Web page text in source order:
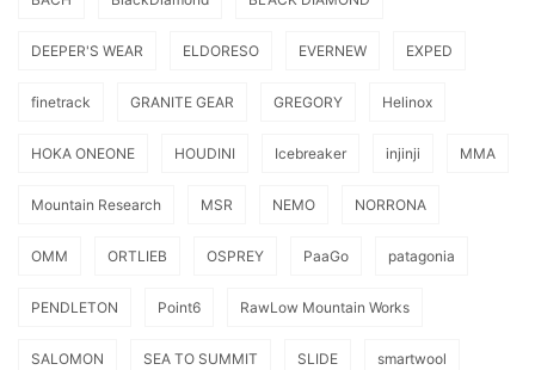
DEEPER'S WEAR ELDORESO EVERNEW EXPED
finetrack GRANITE GEAR GREGORY Helinox
HOKA ONEONE HOUDINI Icebreaker injinji MMA
Mountain Research MSR NEMO NORRONA
OMM ORTLIEB OSPREY PaaGo patagonia
PENDLETON Point6 RawLow Mountain Works
SALOMON SEA TO SUMMIT SLIDE smartwool